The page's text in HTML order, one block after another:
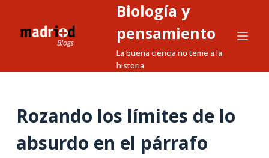
a
Biología y
pensamiento
La buena ciencia no teme a la
historia
Rozando los límites de lo
absurdo en el párrafo